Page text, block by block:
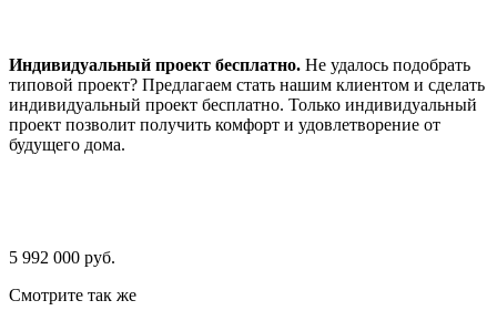
Индивидуальный проект бесплатно. Не удалось подобрать
типовой проект? Предлагаем стать нашим клиентом и сделать
индивидуальный проект бесплатно. Только индивидуальный
проект позволит получить комфорт и удовлетворение от
будущего дома.
5 992 000 руб.
Смотрите так же